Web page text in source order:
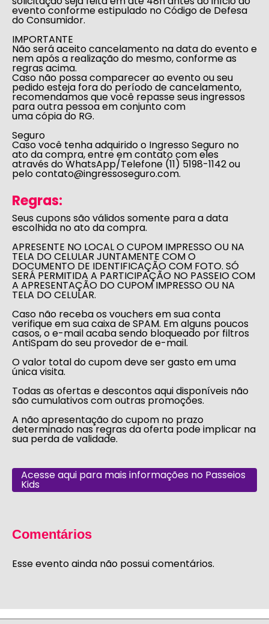
evento conforme estipulado noCódigo de Defesa
do Consumidor.
IMPORTANTE
Não será aceito cancelamento na data do evento e
nem após a realização do mesmo, conforme as
regras acima.
Caso não possa comparecer ao evento ou seu
pedido esteja fora do período de cancelamento,
recomendamos que você repasse seus ingressos
para outra pessoa em conjunto com
uma cópia do RG.
Seguro
Caso você tenha adquirido o Ingresso Seguro no
ato da compra, entre em contato com eles
através do WhatsApp/Telefone (11) 5198-1142 ou
pelocontato@ingressoseguro.com.
Regras:
Seus cupons são válidos somente para a data
escolhida no ato da compra.
APRESENTE NO LOCAL O CUPOM IMPRESSO OU NA
TELA DO CELULAR JUNTAMENTE COM O
DOCUMENTO DE IDENTIFICAÇÃO COM FOTO. SÓ
SERÁ PERMITIDA A PARTICIPAÇÃO NO PASSEIO COM
A APRESENTAÇÃO DO CUPOM IMPRESSO OU NA
TELA DO CELULAR.
Caso não receba os vouchers em sua conta
verifique em sua caixa de SPAM. Em alguns poucos
casos, o e-mail acaba sendo bloqueado por filtros
AntiSpam do seu provedor de e-mail.
O valor total do cupom deve ser gasto em uma
única visita.
Todas as ofertas e descontos aqui disponíveis não
são cumulativos com outras promoções.
A não apresentação do cupom no prazo
determinado nas regras da oferta pode implicar na
sua perda de validade.
Acesse aqui para mais informações no Passeios
Kids
Comentários
Esse evento ainda não possui comentários.